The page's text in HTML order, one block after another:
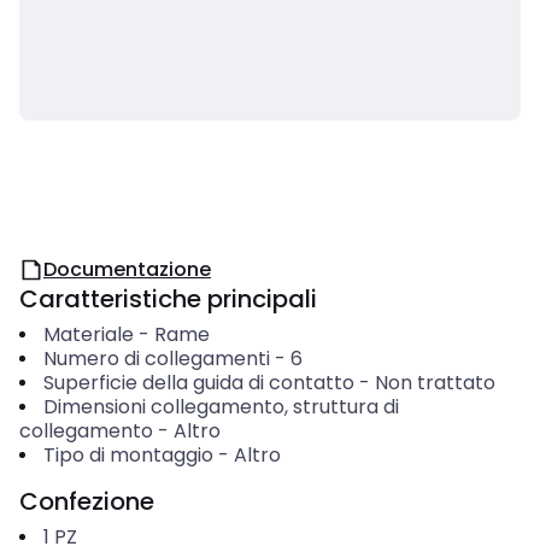
Documentazione
Caratteristiche principali
Materiale - Rame
Numero di collegamenti- 6
Superficie della guida di contatto - Non trattato
Dimensioni collegamento, struttura di
collegamento - Altro
Tipo di montaggio - Altro
Confezione
1 PZ